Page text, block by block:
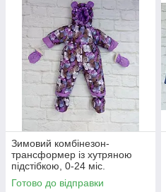
Зимовий комбінезон-
трансформер із хутряною
підстібкою, 0-24 міс.
Готово до відправки